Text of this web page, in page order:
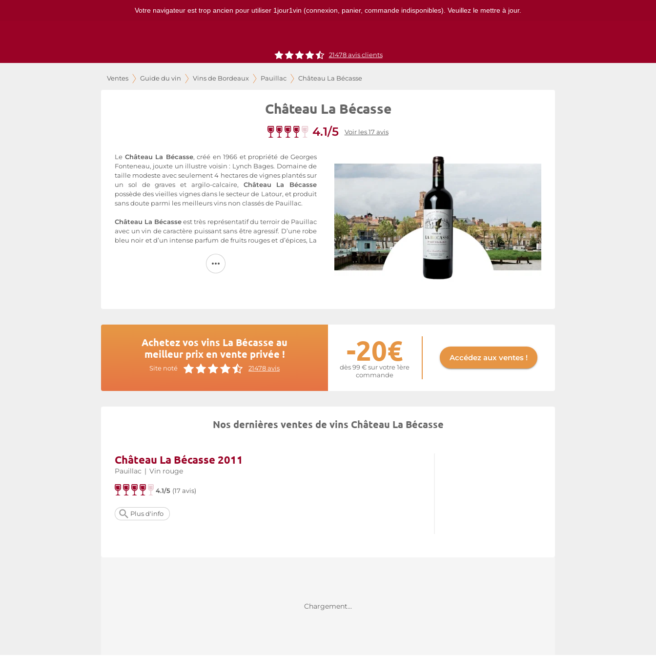
Votre navigateur est trop ancien pour utiliser 1jour1vin (connexion, panier, commande indisponibles). Veuillez le mettre à jour.
21478avis clients
Ventes Guide du vin Vins de Bordeaux Pauillac Château La Bécasse
Château La Bécasse
4.1/5 Voir les 17 avis
Le Château La Bécasse, créé en 1966 et propriété de Georges
Fonteneau, jouxte un illustre voisin : Lynch Bages. Domaine de
taille modeste avec seulement 4 hectares de vignes plantés sur
un sol de graves et argilo-calcaire, Château La Bécasse
possède des vieilles vignes dans le secteur de Latour, et produit
sans doute parmi les meilleurs vins non classés de Pauillac.
Château La Bécasse est très représentatif du terroir de Pauillac
avec un vin de caractère puissant sans être agressif. D’une robe
bleu noir et d’un intense parfum de fruits rouges et d’épices, La
nom et fait obligatoirement partie de la cave de tout bon
chasseur. Les derniers millésimes ont même progressé en
Achetez vos vins La Bécasse au
meilleur prix en vente privée !
Site noté 21478 avis
-20€
dès 99 € sur votre 1ère
commande
Accédez aux ventes !
Nos dernières ventes de vins Château La Bécasse
Château La Bécasse 2011
Pauillac | Vin rouge
4.1/5 (17 avis)
Plus d'info
Chargement...